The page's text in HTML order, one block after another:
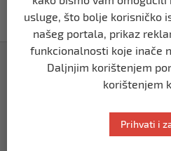
prije 5 mjeseci
Izdvojeno
usluge, što bolje korisničko
našeg portala, prikaz
funkcionalnosti koje inače
Daljnjim korištenjem
korištenjem
Prihvati i